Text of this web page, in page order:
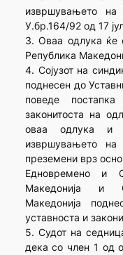
извршувањето на
У.бр.164/92 од 17
3. Оваа одлука ќе
Република
4. Сојузот на
поднесен до
поведе
законитоста на
оваа одлука и
извршувањето на
преземени врз
Едновремено и
Македонија и
Македонија
уставноста и
5. Судот на
дека со член 1 од